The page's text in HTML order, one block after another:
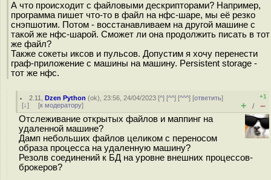
А что происходит с файловыми дескрипторами? Например,
программа пишет что-то в файл на нфс-шаре, мы её резко
снэпшотим. Потом - восстанавливаем на другой машине с
такой же нфс-шарой. Сможет ли она продолжить писать в тот
же файл?
Также сокеты иксов и пульсов. Допустим я хочу перенести
граф-приложение с машины на машину. Persistent storage -
тот же нфс.
2.11 ,Dzen Python (ok), 23:56, 24/04/2023 [^] [^^] [^^^] [ответить]
[↓] [к модератору]
+1
+ / –
Отслеживание открытых файлов и маппинг на
удаленной машине?
Дамп небольших файлов целиком с переносом
образа процесса на удаленную машину?
Резолв соединений к БД на уровне внешних процессов-
брокеров?